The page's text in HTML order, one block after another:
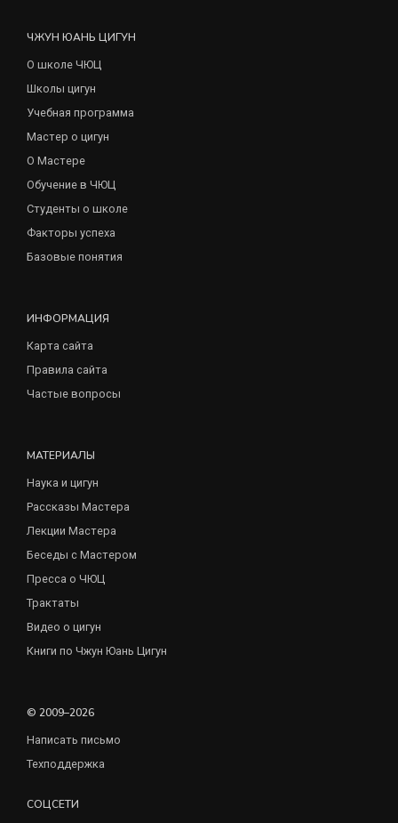
ЧЖУН ЮАНЬ ЦИГУН
О школе ЧЮЦ
Школы цигун
Учебная программа
Мастер о цигун
О Мастере
Обучение в ЧЮЦ
Студенты о школе
Факторы успеха
Базовые понятия
ИНФОРМАЦИЯ
Карта сайта
Правила сайта
Частые вопросы
МАТЕРИАЛЫ
Наука и цигун
Рассказы Мастера
Лекции Мастера
Беседы с Мастером
Пресса о ЧЮЦ
Трактаты
Видео о цигун
Книги по Чжун Юань Цигун
© 2009–2026
Написать письмо
Техподдержка
СОЦСЕТИ